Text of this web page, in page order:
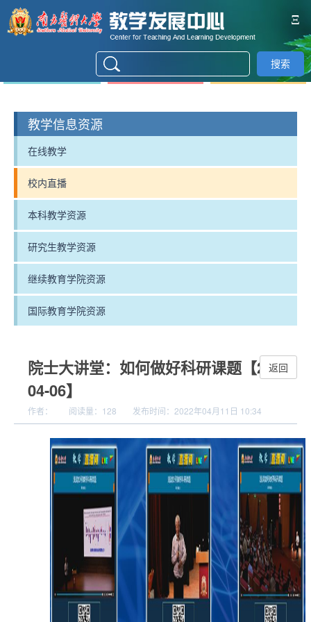
Ξ
搜索
教学信息资源
在线教学
校内直播
本科教学资源
研究生教学资源
继续教育学院资源
国际教育学院资源
院士大讲堂：如何做好科研课题【2022-
04-06】
作者： 阅读量： 128 发布时间：2022年04月11日 10:34
返回